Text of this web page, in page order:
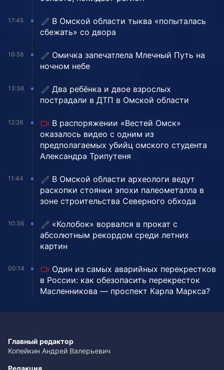
17:45
В Омской области тыква «попыталась
сбежать» со двора
16:38
Омичка запечатлела Млечный Путь на
ночном небе
13:36
Два ребёнка и двое взрослых
пострадали в ДТП в Омской области
12:26
В распоряжении «Вестей Омск»
оказалось видео с одним из
предполагаемых убийц омского студента
Александра Трипутеня
11:44
В Омской области археологи ведут
раскопки стоянки эпохи палеометалла в
зоне строительства Северного обхода
10:36
«Колобок» ворвался в прокат с
абсолютным рекордом среди летних
картин
00:14
Один из самых аварийных перекрестков
в России: как обезопасить перекресток
Масленникова — проспект Карла Маркса?
Главный редактор
Копейкин Андрей Валерьевич